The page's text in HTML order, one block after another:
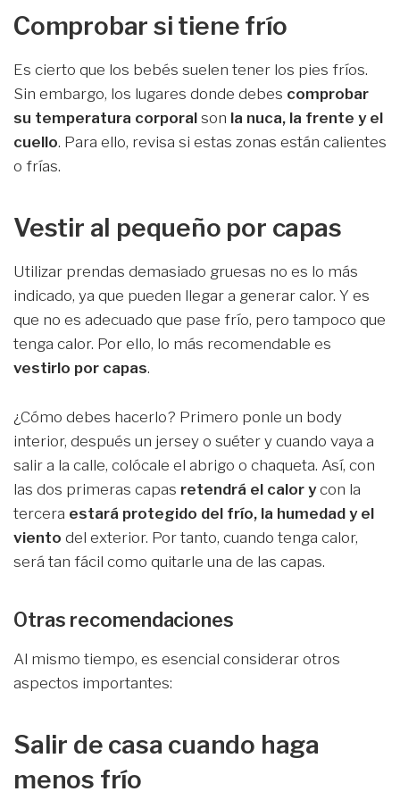
Comprobar si tiene frío
Es cierto que los bebés suelen tener los pies fríos.
Sin embargo, los lugares donde debes comprobar
su temperatura corporal son la nuca, la frente y el
cuello. Para ello, revisa si estas zonas están calientes
o frías.
Vestir al pequeño por capas
Utilizar prendas demasiado gruesas no es lo más
indicado, ya que pueden llegar a generar calor. Y es
que no es adecuado que pase frío, pero tampoco que
tenga calor. Por ello, lo más recomendable es
vestirlo por capas.
¿Cómo debes hacerlo? Primero ponle un body
interior, después un jersey o suéter y cuando vaya a
salir a la calle, colócale el abrigo o chaqueta. Así, con
las dos primeras capas retendrá el calor ycon la
tercera estará protegido del frío, la humedad y el
viento del exterior. Por tanto, cuando tenga calor,
será tan fácil como quitarle una de las capas.
Otras recomendaciones
Al mismo tiempo, es esencial considerar otros
aspectos importantes:
Salir de casa cuando haga
menos frío